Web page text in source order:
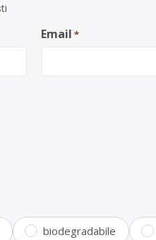
Email *
biodegradabile